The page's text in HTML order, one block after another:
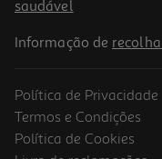
saudável
Informação de
Política de Privacidade
Termos e Condições
Política de Cookies